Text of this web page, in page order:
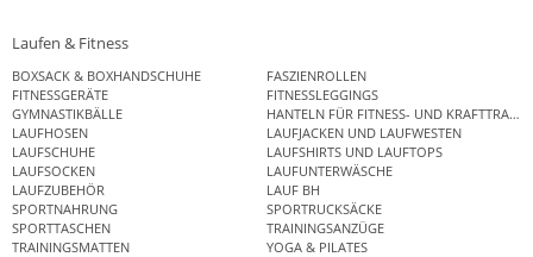
Laufen & Fitness
BOXSACK & BOXHANDSCHUHE
FASZIENROLLEN
FITNESSGERÄTE
FITNESSLEGGINGS
GYMNASTIKBÄLLE
HANTELN FÜR FITNESS- UND
LAUFHOSEN
LAUFJACKEN UND LAUFWESTEN
LAUFSCHUHE
LAUFSHIRTS UND LAUFTOPS
LAUFSOCKEN
LAUFUNTERWÄSCHE
LAUFZUBEHÖR
LAUF BH
SPORTNAHRUNG
SPORTRUCKSÄCKE
SPORTTASCHEN
TRAININGSANZÜGE
TRAININGSMATTEN
YOGA & PILATES